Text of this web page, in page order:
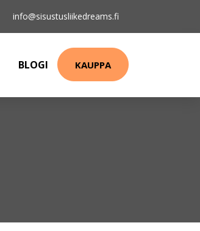
info@sisustusliikedreams.fi
BLOGI KAUPPA